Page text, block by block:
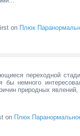
on Плюк
переходной
бы немного
природных
on Плюк